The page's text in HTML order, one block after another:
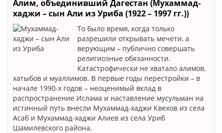
Алим, объединивший Дагестан (Мухаммад-
хаджи – сын Али из Уриба (1922 – 1997 гг.))
То было время, когда только
разрешили открывать мечети, а
верующим – публично совершать
религиозные обязанности.
Катастрофически не хватало алимов,
хатыбов и муаллимов. В первые годы перестройки – в
начале 1990-х годов – неоценимый вклад в
распространение Ислама и наставление мусульман на
истинный путь внесли Мухаммад-хаджи Квехов из села
Асаб и Мухаммад-хаджи Алиев из села Уриб
Шамилевского района.